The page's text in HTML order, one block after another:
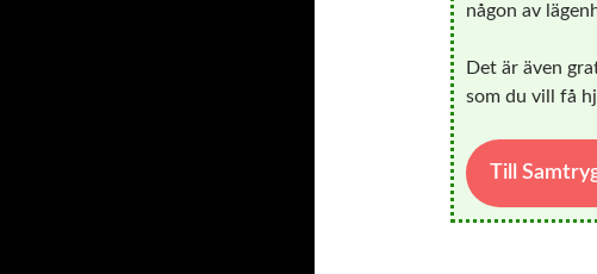
någon av
Det är även
som du vill få
Till